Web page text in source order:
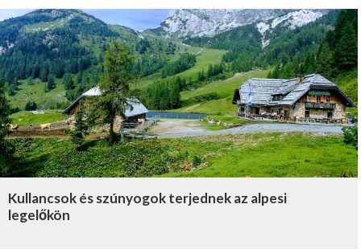
Kullancsok és szúnyogok terjednek az alpesi
legelőkön